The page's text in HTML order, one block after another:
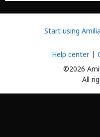
Start using
©2026
All
Help center